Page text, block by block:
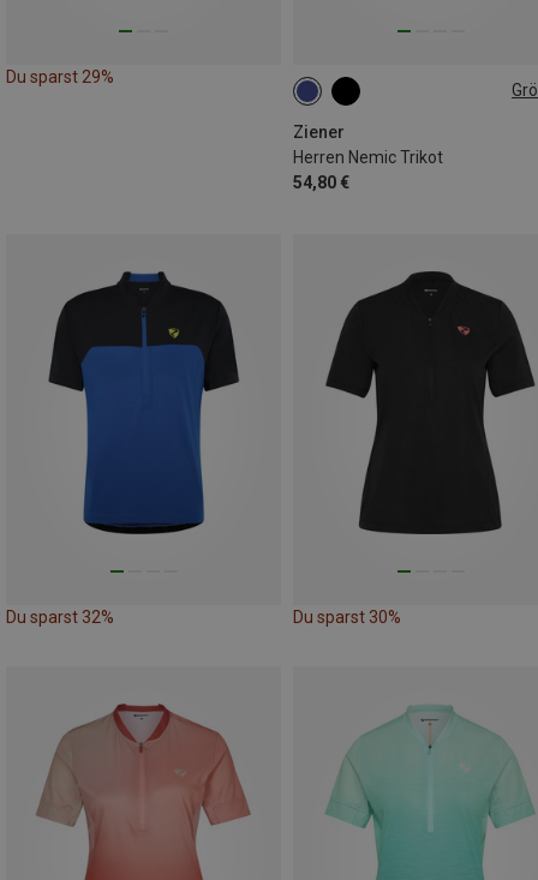
Du sparst 29%
Ziener
Herren Nemic Trikot
54,80 €
M L
Du sparst 32% Du sparst 30%